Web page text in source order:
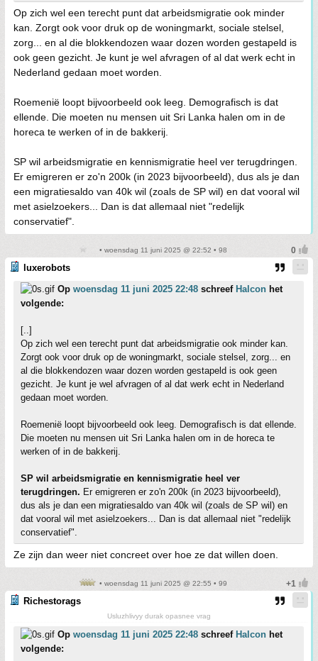
Op zich wel een terecht punt dat arbeidsmigratie ook minder
kan. Zorgt ook voor druk op de woningmarkt, sociale stelsel,
zorg... en al die blokkendozen waar dozen worden gestapeld is
ook geen gezicht. Je kunt je wel afvragen of al dat werk echt in
Nederland gedaan moet worden.
Roemenië loopt bijvoorbeeld ook leeg. Demografisch is dat
ellende. Die moeten nu mensen uit Sri Lanka halen om in de
horeca te werken of in de bakkerij.
SP wil arbeidsmigratie en kennismigratie heel ver terugdringen.
Er emigreren er zo'n 200k (in 2023 bijvoorbeeld), dus als je dan
een migratiesaldo van 40k wil (zoals de SP wil) en dat vooral wil
met asielzoekers... Dan is dat allemaal niet "redelijk
conservatief".
• woensdag 11 juni 2025 @ 22:52 • 98
luxerobots
Op woensdag 11 juni 2025 22:48 schreef Halcon het
volgende:
[..]
Op zich wel een terecht punt dat arbeidsmigratie ook minder kan.
Zorgt ook voor druk op de woningmarkt, sociale stelsel, zorg... en
al die blokkendozen waar dozen worden gestapeld is ook geen
gezicht. Je kunt je wel afvragen of al dat werk echt in Nederland
gedaan moet worden.
Roemenië loopt bijvoorbeeld ook leeg. Demografisch is dat ellende.
Die moeten nu mensen uit Sri Lanka halen om in de horeca te
werken of in de bakkerij.
SP wil arbeidsmigratie en kennismigratie heel ver
terugdringen. Er emigreren er zo'n 200k (in 2023 bijvoorbeeld),
dus als je dan een migratiesaldo van 40k wil (zoals de SP wil) en
dat vooral wil met asielzoekers... Dan is dat allemaal niet "redelijk
conservatief".
Ze zijn dan weer niet concreet over hoe ze dat willen doen.
• woensdag 11 juni 2025 @ 22:55 • 99
Richestorags
Usluzhlivyy durak opasnee vrag
Op woensdag 11 juni 2025 22:48 schreef Halcon het
volgende: